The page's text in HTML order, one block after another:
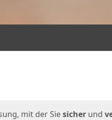
mit der Siesicher und